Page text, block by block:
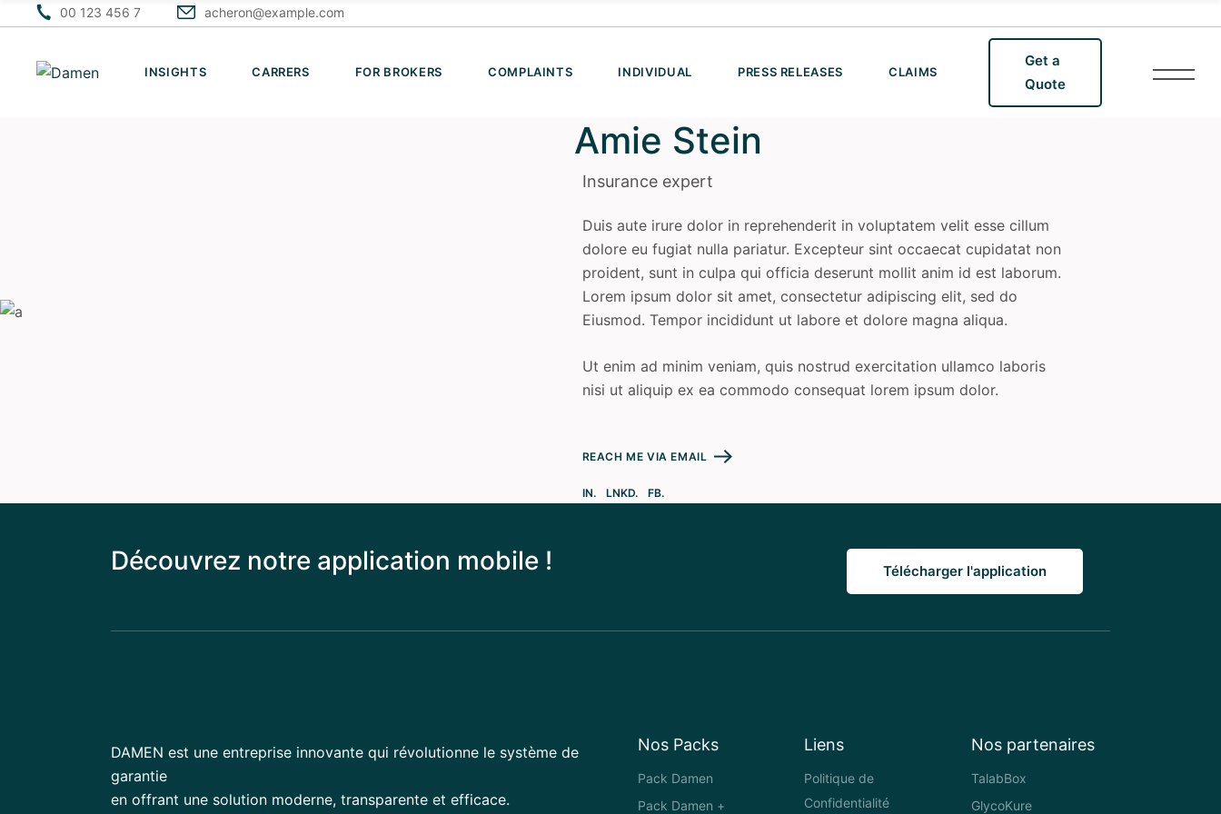
00 123 456 7 acheron@example.com
INSIGHTS CARRERS FOR BROKERS COMPLAINTS INDIVIDUAL PRESS RELEASES CLAIMS
Get a
Quote
Amie Stein
Insurance expert
Duis aute irure dolor in reprehenderit in voluptatem velit esse cillum
dolore eu fugiat nulla pariatur. Excepteur sint occaecat cupidatat non
proident, sunt in culpa qui officia deserunt mollit anim id est laborum.
Lorem ipsum dolor sit amet, consectetur adipiscing elit, sed do
Eiusmod. Tempor incididunt ut labore et dolore magna aliqua.
Ut enim ad minim veniam, quis nostrud exercitation ullamco laboris
nisi ut aliquip ex ea commodo consequat lorem ipsum dolor.
REACH ME VIA EMAIL
IN. LNKD. FB.
Découvrez notre application mobile ! Télécharger l'application
DAMEN est une entreprise innovante qui révolutionne le système de
garantie
en offrant une solution moderne, transparente et efficace.
Nos Packs
Pack Damen
Pack Damen +
Liens
Politique de
Confidentialité
Nos partenaires
TalabBox
GlycoKure